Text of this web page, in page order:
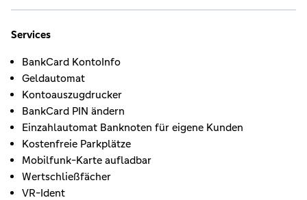
Services
BankCard KontoInfo
Geldautomat
Kontoauszugdrucker
BankCard PIN ändern
Einzahlautomat Banknoten für eigene Kunden
Kostenfreie Parkplätze
Mobilfunk-Karte aufladbar
Wertschließfächer
VR-Ident